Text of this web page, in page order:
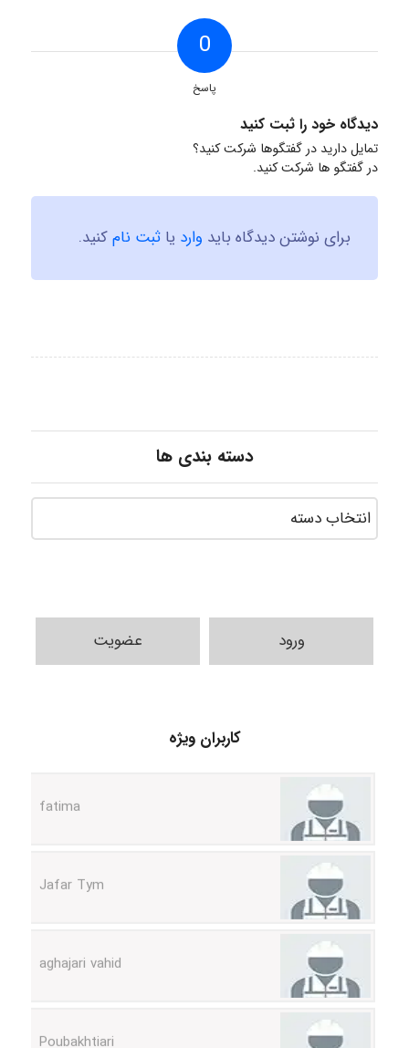
0
پاسخ
دیدگاه خود را ثبت کنید
تمایل دارید در گفتگوها شرکت کنید؟
در گفتگو ها شرکت کنید.
برای نوشتن دیدگاه باید وارد یا ثبت نامکنید.
دسته بندی ها
ورود عضویت
کاربران ویژه
A.balandeh